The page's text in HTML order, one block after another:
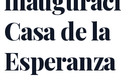
Casa de la
Esperanza